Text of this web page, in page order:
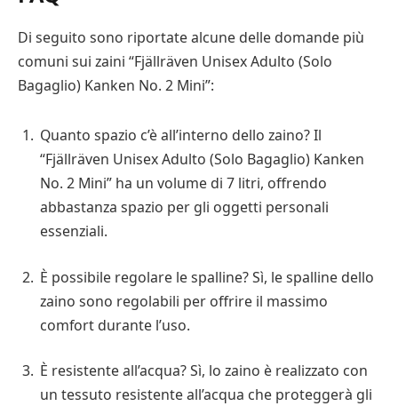
Di seguito sono riportate alcune delle domande più
comuni sui zaini “Fjällräven Unisex Adulto (Solo
Bagaglio) Kanken No. 2 Mini”:
Quanto spazio c’è all’interno dello zaino? Il
“Fjällräven Unisex Adulto (Solo Bagaglio) Kanken
No. 2 Mini” ha un volume di 7 litri, offrendo
abbastanza spazio per gli oggetti personali
essenziali.
È possibile regolare le spalline? Sì, le spalline dello
zaino sono regolabili per offrire il massimo
comfort durante l’uso.
È resistente all’acqua? Sì, lo zaino è realizzato con
un tessuto resistente all’acqua che proteggerà gli